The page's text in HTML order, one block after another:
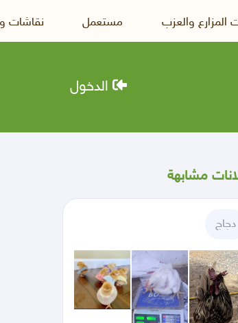
المزارع والعزب مستعمل نقاشات
الدخول
مشابهة
دجاج